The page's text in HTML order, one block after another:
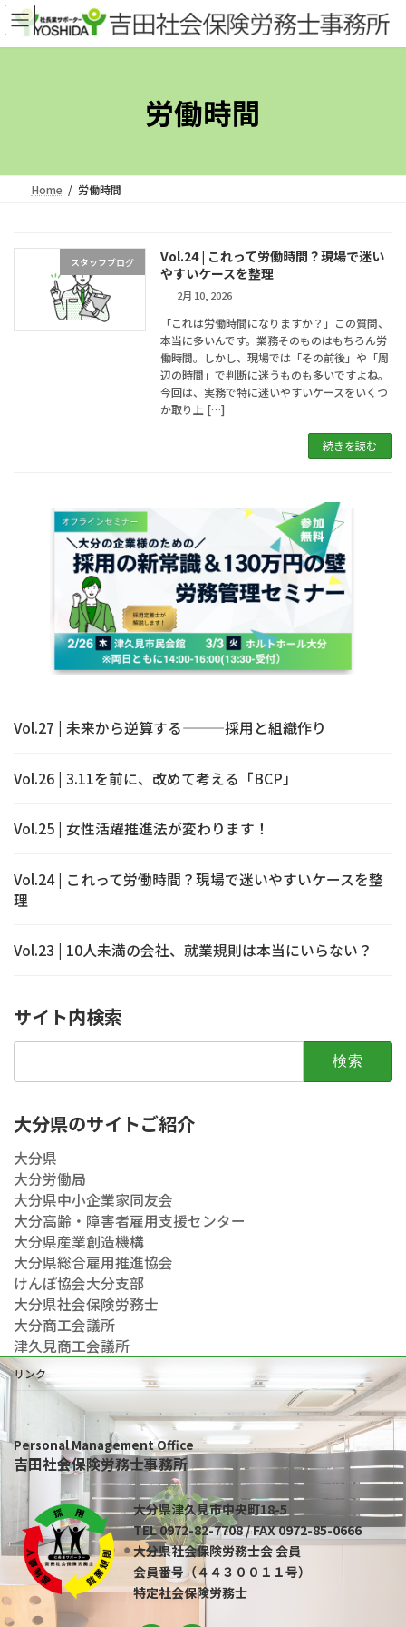
コ
ン
テ
ッ
ナ
ビ
ゲ
移
労働時間
Home 労働時間
スタッフブログ
Vol.24 | これって労働時間？現場で迷い
やすいケースを整理
2月 10, 2026
「これは労働時間になりますか？」この質問、
本当に多いんです。業務そのものはもちろん労
働時間。しかし、現場では「その前後」や「周
辺の時間」で判断に迷うものも多いですよね。
今回は、実務で特に迷いやすいケースをいくつ
か取り上 […]
続きを読む
Vol.27 | 未来から逆算する———採用と組織作り
Vol.26 | 3.11を前に、改めて考える「BCP」
Vol.25 | 女性活躍推進法が変わります！
Vol.24 | これって労働時間？現場で迷いやすいケースを整
理
Vol.23 | 10人未満の会社、就業規則は本当にいらない？
サイト内検索
大分県のサイトご紹介
大分県
大分労働局
大分県中小企業家同友会
大分高齢・障害者雇用支援センター
大分県産業創造機構
大分県総合雇用推進協会
けんぽ協会大分支部
大分県社会保険労務士
大分商工会議所
津久見商工会議所
リンク
Personal Management Office
吉田社会保険労務士事務所
大分県津久見市中央町18-5
TEL 0972-82-7708 / FAX 0972-85-0666
大分県社会保険労務士会 会員
会員番号（４４３００１１号）
特定社会保険労務士